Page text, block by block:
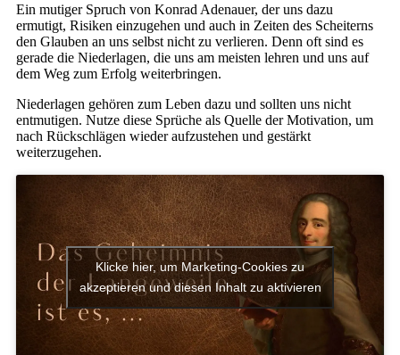
Ein mutiger Spruch von Konrad Adenauer, der uns dazu
ermutigt, Risiken einzugehen und auch in Zeiten des Scheiterns
den Glauben an uns selbst nicht zu verlieren. Denn oft sind es
gerade die Niederlagen, die uns am meisten lehren und uns auf
dem Weg zum Erfolg weiterbringen.
Niederlagen gehören zum Leben dazu und sollten uns nicht
entmutigen. Nutze diese Sprüche als Quelle der Motivation, um
nach Rückschlägen wieder aufzustehen und gestärkt
weiterzugehen.
Klicke hier, um Marketing-Cookies zu
akzeptieren und diesen Inhalt zu aktivieren